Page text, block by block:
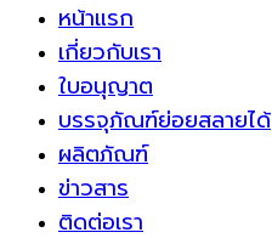
หน้าแรก
เกี่ยวกับเรา
ใบอนุญาต
บรรจุภัณฑ์ย่อยสลายได้
ผลิตภัณฑ์
ข่าวสาร
ติดต่อเรา